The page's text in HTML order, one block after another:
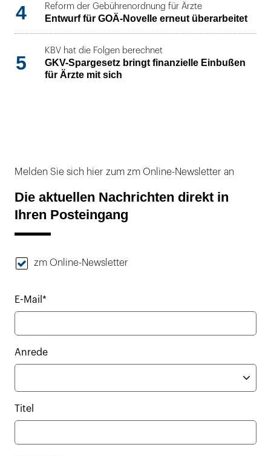
4 Reform der Gebührenordnung für Ärzte
Entwurf für GOÄ-Novelle erneut überarbeitet
5
KBV hat die Folgen berechnet
GKV-Spargesetz bringt finanzielle Einbußen
für Ärzte mit sich
Melden Sie sich hier zum zm Online-Newsletter an
Die aktuellen Nachrichten direkt in
Ihren Posteingang
zm Online-Newsletter
E-Mail*
Anrede
Titel